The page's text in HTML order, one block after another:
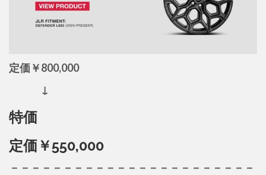
定価￥800,000
↓
特価
定価￥550,000
－－－－－－－－－－－－－－－－－－－－－－－